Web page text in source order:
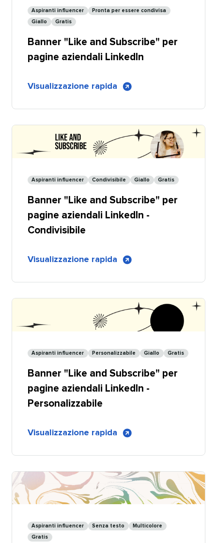
-
Personalizzabile
Aspiranti influencer​​ Pronta per essere condivisa​​
Giallo​​ Gratis​​
Banner "Like and Subscribe" per
pagine aziendali LinkedIn​​
Visualizzazione rapida
di
Mi
piace
Iscriviti
pagine
aziendali
LinkedIn
Aspiranti influencer​​ Condivisibile​​ Giallo​​ Gratis​​
Banner "Like and Subscribe" per
pagine aziendali LinkedIn -
Condivisibile​​
Visualizzazione rapida
di
Mi
piace
Iscriviti
pagine
aziendali
LinkedIn
-
Condivisibile
Aspiranti influencer​​ Personalizzabile​​ Giallo​​ Gratis​​
Banner "Like and Subscribe" per
pagine aziendali LinkedIn -
Personalizzabile​​
Visualizzazione rapida
di
Mi
piace
Iscriviti
pagine
aziendali
Aspiranti influencer​​ Senza testo​​ Multicolore​​
Gratis​​